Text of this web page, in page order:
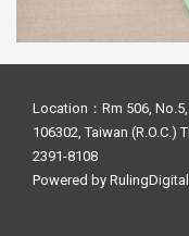
Location：Rm 506, No.5,
106302, Taiwan (R.O.C.)
2391-8108
Powered by RulingDigital